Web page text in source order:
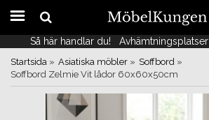
Så här handlar du! Avhämtningsplatser
Så här handlar du! Avhämtningsplatser
Startsida » Asiatiska möbler » Soffbord »
Soffbord Zelmie Vit lådor 60x60x50cm